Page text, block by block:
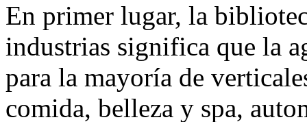
En primer lugar, la
industrias significa que la
para la mayoría de
comida, belleza y spa,